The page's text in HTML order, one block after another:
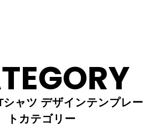
シャツ デザインテンプレー
トカテゴリー